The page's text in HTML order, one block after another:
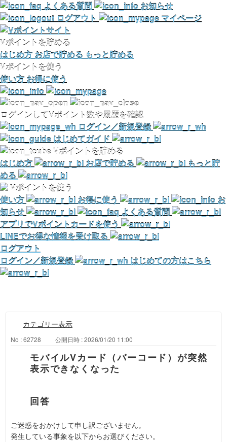
よくある質問
お知らせ
ログアウト
マイページ
Vポイントを貯める
はじめ方 お店で貯める もっと貯める
Vポイントを使う
使い方 お得に使う
ログインしてVポイント数や履歴を確認
ログイン／新規登録
はじめてガイド
Vポイントを貯める
はじめ方
お店で貯める
もっと貯
める
Vポイントを使う
使い方
お得に使う
お
知らせ
よくある質問
アプリでVポイントカードを使う
LINEでお得な情報を受け取る
ログアウト
ログイン／新規登録
はじめての方はこちら
カテゴリー表示
No : 62728 公開日時 : 2026/01/20 11:00
モバイルVカード（バーコード）が突然
表示できなくなった
ご迷惑をおかけして申し訳ございません。
発生している事象を以下からお選びください。